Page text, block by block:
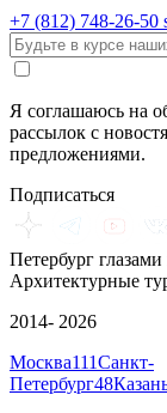
+7 (812) 748-26-50
Я соглашаюсь на
рассылок с
предложениями.
Подписаться
Петербург
Архитектурные
2014- 2026
Москва111Санкт-
Петербург48